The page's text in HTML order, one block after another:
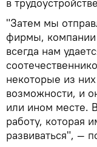
"Затем мы
фирмы, компании
всегда нам
некоторые из
возможности, и
или ином месте.
работу, которая
развиваться", —